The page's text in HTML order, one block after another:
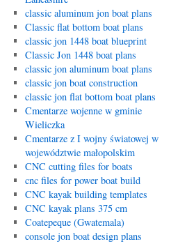
classic aluminum jon boat plans
Classic flat bottom boat plans
classic jon 1448 boat blueprint
Classic Jon 1448 boat plans
classic jon aluminum boat plans
classic jon boat construction
classic jon flat bottom boat plans
Cmentarze wojenne w gminie
Wieliczka
Cmentarze z I wojny światowej w
województwie małopolskim
CNC cutting files for boats
cnc files for power boat build
CNC kayak building templates
CNC kayak plans 375 cm
Coatepeque (Gwatemala)
console jon boat design plans